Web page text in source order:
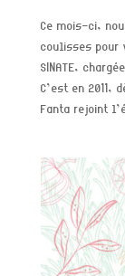
Ce mois-ci,
coulisses pour
SINATE,
C’est en 2011,
Fanta rejoint